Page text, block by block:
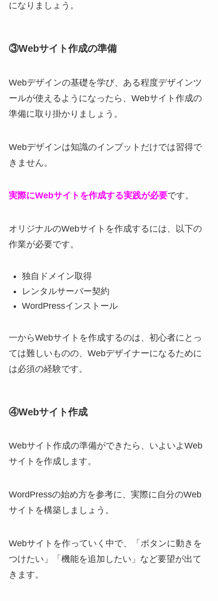
になりましょう。
③Webサイト作成の準備
Webデザインの基礎を学び、ある程度デザインツ
ールが使えるようになったら、Webサイト作成の
準備に取り掛かりましょう。
Webデザインは知識のインプットだけでは習得で
きません。
実際にWebサイトを作成する実践が必要です。
オリジナルのWebサイトを作成するには、以下の
作業が必要です。
独自ドメイン取得
レンタルサーバー契約
WordPressインストール
一からWebサイトを作成するのは、初心者にとっ
ては難しいものの、Webデザイナーになるために
は必須の経験です。
④Webサイト作成
Webサイト作成の準備ができたら、いよいよWeb
サイトを作成します。
WordPressの始め方を参考に、実際に自分のWeb
サイトを構築しましょう。
Webサイトを作っていく中で、「ボタンに動きを
つけたい」「機能を追加したい」など要望が出て
きます。